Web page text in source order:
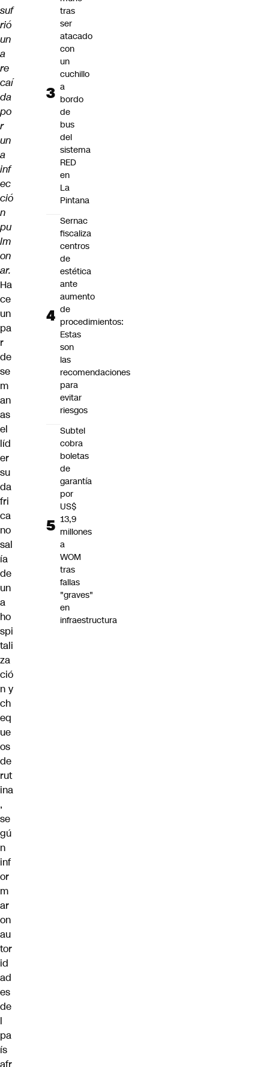
suf
rió
un
a
re
caí
da
po
r
un
a
inf
ec
ció
n
pu
lm
on
ar.
Ha
ce
un
pa
r
de
se
m
an
as
el
líd
er
su
da
fri
ca
no
sal
ía
de
un
a
ho
spi
tali
za
ció
n y
ch
eq
ue
os
de
rut
ina
,
se
gú
n
inf
or
m
ar
on
au
tor
id
ad
es
de
l
pa
ís
afr
tras
ser
atacado
con
un
cuchillo
a
bordo
de
bus
del
sistema
RED
en
La
Pintana
Sernac
fiscaliza
centros
de
estética
ante
aumento
de
procedimientos:
Estas
son
las
recomendaciones
para
evitar
riesgos
Subtel
cobra
boletas
de
garantía
por
US$
13,9
millones
a
WOM
tras
fallas
"graves"
en
infraestructura